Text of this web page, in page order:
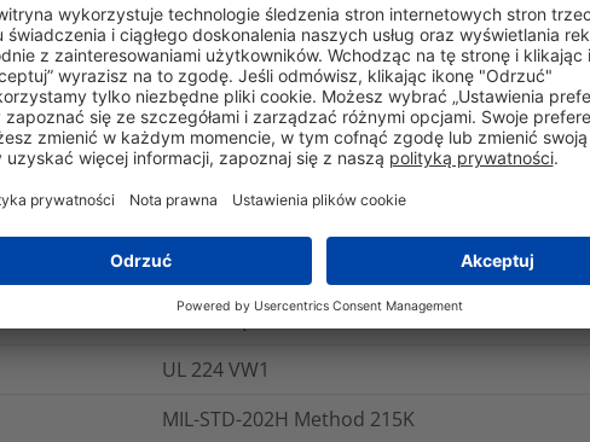
Logistyka i opakowania Więcej informacji
0.20%
ANSI/UL 224, C22.2 no. 198.1-99, MIL-STD-
24 miesięce
UL 224 VW1
MIL-STD-202H Method 215K